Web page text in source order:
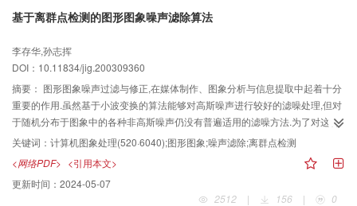
基于离群点检测的图形图象噪声滤除算法
李存华,孙志挥
DOI：10.11834/jig.200309360
摘要： 图形图象噪声过滤与修正,在媒体制作、图象分析与信息提取中起着十分
重要的作用.虽然基于小波变换的算法能够对高斯噪声进行较好的滤噪处理,但对
于随机分布于图象中的各种非高斯噪声仍没有普遍适用的滤噪方法.为了对这种
随机分布于图象中的噪声进行有效的检测与滤除,采用对数字图象像素进行解析
化描述的方法,从离群点检测的角度给出噪声的定义,并在此基础上构造了相应的
图象噪声检测与滤除算法.实验结果表明,这一新方法对图象类型具有广泛的适应
性和较好的噪声滤除效果,在大规模图形图象处理应用中具有实用价值.
关键词： 计算机图象处理(520·6040);图形图象;噪声滤除;离群点检测
<网络PDF> <引用本文>
更新时间： 2024-05-07
2512
| 156 | 0